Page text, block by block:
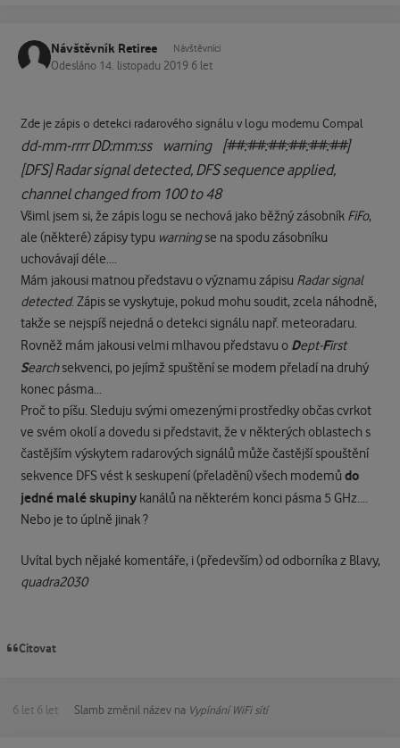
Návštěvník Retiree Návštěvníci
Odesláno 14. listopadu 2019 6 let
Zde je zápis o detekci radarového signálu v logu modemu Compal
dd-mm-rrrr DD:mm:ss warning [##:##:##:##:##:##]
[DFS] Radar signal detected, DFS sequence applied,
channel changed from 100 to 48
Všiml jsem si, že zápis logu se nechová jako běžný zásobník FiFo,
ale (některé) zápisy typu warningse na spodu zásobníku
uchovávají déle....
Mám jakousi matnou představu o významu zápisu Radar signal
detected. Zápis se vyskytuje, pokud mohu soudit, zcela náhodně,
takže se nejspíš nejedná o detekci signálu např. meteoradaru.
Rovněž mám jakousi velmi mlhavou představu o Dept-First
Searchsekvenci, po jejímž spuštění se modem přeladí na druhý
konec pásma...
Proč to píšu. Sleduju svými omezenými prostředky občas cvrkot
ve svém okolí a dovedu si představit, že v některých oblastech s
častějším výskytem radarových signálů může častější spouštění
sekvence DFS vést k seskupení (přeladění) všech modemů do
jedné malé skupinykanálů na některém konci pásma 5 GHz....
Nebo je to úplně jinak ?
Uvítal bych nějaké komentáře, i (především) od odborníka z Blavy,
quadra2030
Citovat
6 let 6 let Slamb změnil název na Vypínání WiFi sítí